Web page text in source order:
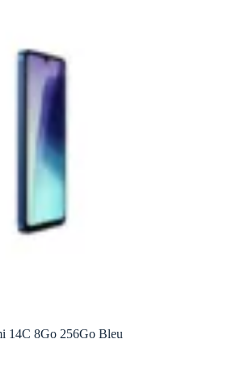
14C 8Go 256Go Bleu